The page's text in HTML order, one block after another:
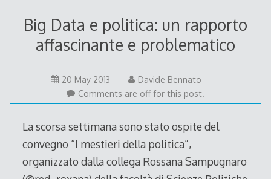
Big Data e politica: un rapporto
affascinante e problematico
20 May 2013
May
2013
Davide Bennato
Comments are off for this post.
La scorsa settimana sono stato ospite del
convegno “I mestieri della politica”,
organizzato dalla collega Rossana Sampugnaro